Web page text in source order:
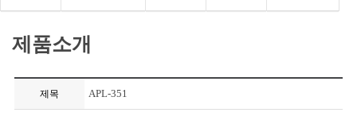
제품소개
제목 APL-351